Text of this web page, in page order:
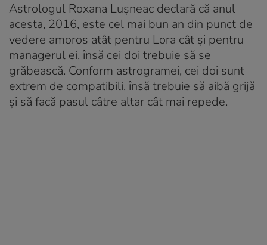
Astrologul Roxana Lușneac declară că anul
acesta, 2016, este cel mai bun an din punct de
vedere amoros atât pentru Lora cât și pentru
managerul ei, însă cei doi trebuie să se
grăbească. Conform astrogramei, cei doi sunt
extrem de compatibili, însă trebuie să aibă grijă
și să facă pasul câtre altar cât mai repede.